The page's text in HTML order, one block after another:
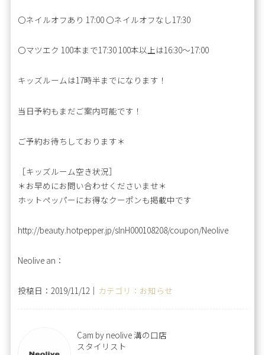
〇ネイルオフあり 17:00 〇ネイルオフなし17:30
〇マツエク 100本まで17:30 100本以上は16:30～17:00
キッズルームは17時半までになります！
当日予約もまだご案内可能です！
ご予約お待ちしております＊
［キッズルーム空き状況］
＊お早めにお問い合わせくださいませ＊
ホットペッパーにお得なクーポンも掲載中です
http://beauty.hotpepper.jp/slnH000108208/coupon/Neolive
Neolive an：
投稿日：2019/11/12｜ カテゴリ：お知らせ
Cam by neolive 溝の口店
スタイリスト